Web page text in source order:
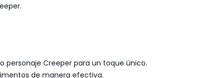
personaje Creeper para un toque único.
de manera efectiva.